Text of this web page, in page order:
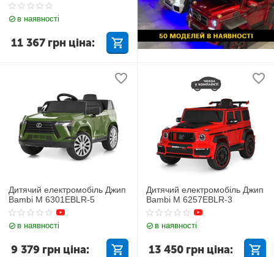
в наявності
11 367 грн ціна:
Дитячий електромобіль Джип
Bambi M 6301EBLR-5
в наявності
9 379 грн ціна:
Дитячий електромобіль Джип
Bambi M 6257EBLR-3
в наявності
13 450 грн ціна: